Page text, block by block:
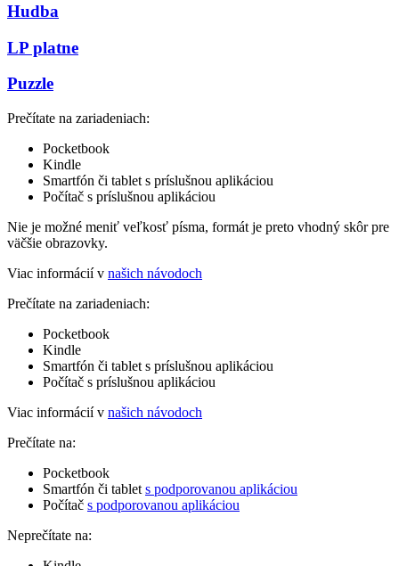
Hudba
LP platne
Puzzle
Prečítate na zariadeniach:
Pocketbook
Kindle
Smartfón či tablet s príslušnou aplikáciou
Počítač s príslušnou aplikáciou
Nie je možné meniť veľkosť písma, formát je preto vhodný skôr pre
väčšie obrazovky.
Viac informácií v našich návodoch
Prečítate na zariadeniach:
Pocketbook
Kindle
Smartfón či tablet s príslušnou aplikáciou
Počítač s príslušnou aplikáciou
Viac informácií v našich návodoch
Prečítate na:
Pocketbook
Smartfón či tablet s podporovanou aplikáciou
Počítač s podporovanou aplikáciou
Neprečítate na: